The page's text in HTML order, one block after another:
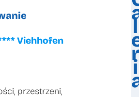
Viehhofen
przestrzeni,
l
i